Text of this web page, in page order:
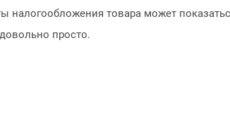
налогообложения товара может
просто.